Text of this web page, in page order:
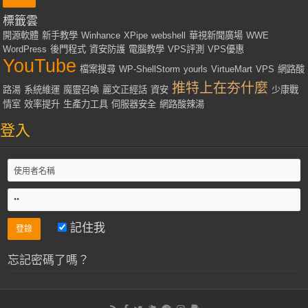
標籤雲
開源軟體 新手教學 Winhance XPipe webshell 華視新聞廣場 WWE
WordPress 後門程式 資安防護 電腦教學 VPS評測 VPS優惠
YouTube 檔案搜尋 WP-ShellStorm yourls VirtueMart VPS 網路酸
路湯 系統維運 魔靈召喚 麗文正經話 資安 推特上在夯什麼 少康戰
情室 效率提升 生產力工具 伺服器安全 網路酸辣湯
登入
記住我
忘記密碼了嗎？